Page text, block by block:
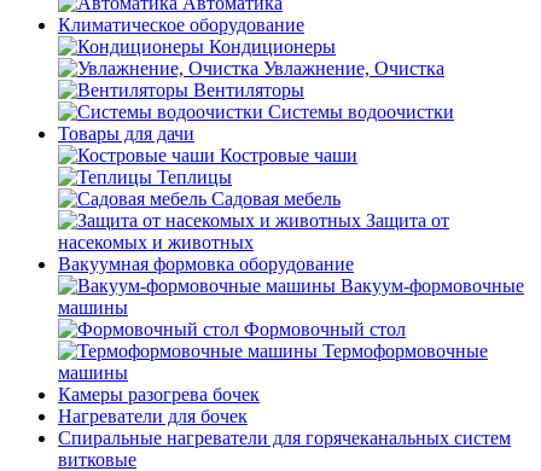
Климатическое оборудование
Кондиционеры
Увлажнение, Очистка
Вентиляторы
Системы водоочистки
Товары для дачи
Костровые чаши
Теплицы
Садовая мебель
Защита от
насекомых и животных
Вакуумная формовка оборудование
Вакуум-формовочные
машины
Формовочный стол
Термоформовочные
машины
Камеры разогрева бочек
Нагреватели для бочек
Спиральные нагреватели для горячеканальных систем
витковые